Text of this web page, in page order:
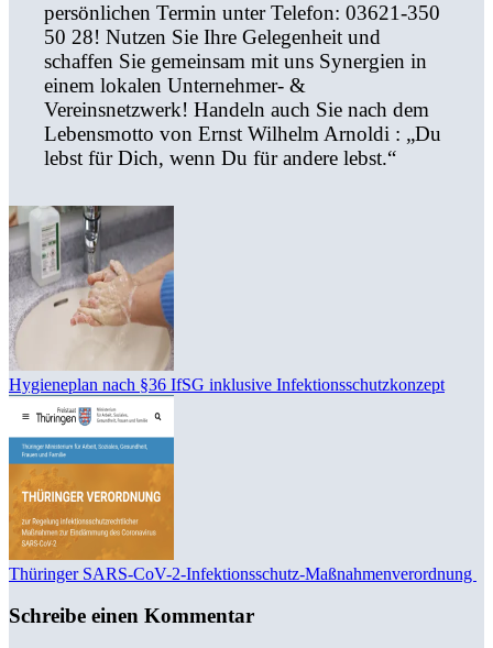
persönlichen Termin unter Telefon: 03621-350
50 28! Nutzen Sie Ihre Gelegenheit und
schaffen Sie gemeinsam mit uns Synergien in
einem lokalen Unternehmer- &
Vereinsnetzwerk! Handeln auch Sie nach dem
Lebensmotto von Ernst Wilhelm Arnoldi : „Du
lebst für Dich, wenn Du für andere lebst.“
Hygieneplan nach §36 IfSG inklusive Infektionsschutzkonzept
Thüringer SARS-CoV-2-Infektionsschutz-Maßnahmenverordnung
Schreibe einen Kommentar